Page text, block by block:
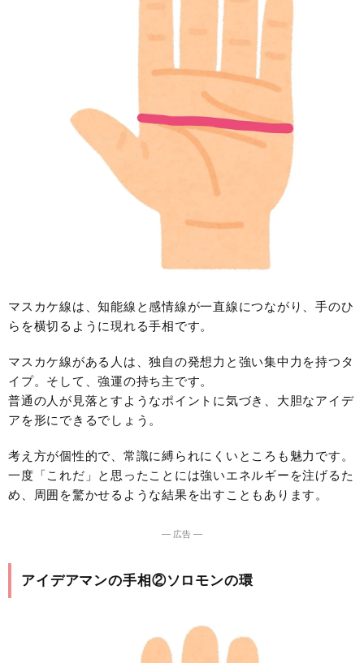
マスカケ線は、知能線と感情線が一直線につながり、手のひ
らを横切るように現れる手相です。
マスカケ線がある人は、独自の発想力と強い集中力を持つタ
イプ。そして、強運の持ち主です。
普通の人が見落とすようなポイントに気づき、大胆なアイデ
アを形にできるでしょう。
考え方が個性的で、常識に縛られにくいところも魅力です。
一度「これだ」と思ったことには強いエネルギーを注げるた
め、周囲を驚かせるような結果を出すこともあります。
― 広告 ―
アイデアマンの手相②ソロモンの環